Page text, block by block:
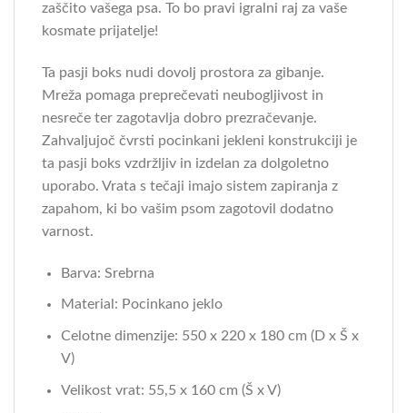
zaščito vašega psa. To bo pravi igralni raj za vaše
kosmate prijatelje!
Ta pasji boks nudi dovolj prostora za gibanje.
Mreža pomaga preprečevati neubogljivost in
nesreče ter zagotavlja dobro prezračevanje.
Zahvaljujoč čvrsti pocinkani jekleni konstrukciji je
ta pasji boks vzdržljiv in izdelan za dolgoletno
uporabo. Vrata s tečaji imajo sistem zapiranja z
zapahom, ki bo vašim psom zagotovil dodatno
varnost.
Barva: Srebrna
Material: Pocinkano jeklo
Celotne dimenzije: 550 x 220 x 180 cm (D x Š x
V)
Velikost vrat: 55,5 x 160 cm (Š x V)